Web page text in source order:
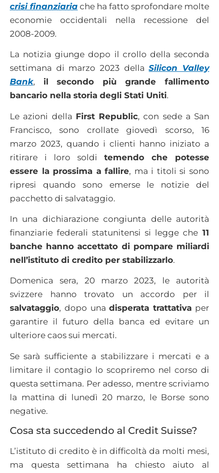
crisi finanziaria che ha fatto sprofondare molte
economie occidentali nella recessione del
2008-2009.
La notizia giunge dopo il crollo della seconda
settimana di marzo 2023 dellaSilicon Valley
Bank, il secondo più grande fallimento
bancario nella storia degli Stati Uniti.
Le azioni della First Republic, con sede a San
Francisco, sono crollate giovedì scorso, 16
marzo 2023, quando i clienti hanno iniziato a
ritirare i loro soldi temendo che potesse
essere la prossima a fallire, ma i titoli si sono
ripresi quando sono emerse le notizie del
pacchetto di salvataggio.
In una dichiarazione congiunta delle autorità
finanziarie federali statunitensi si legge che 11
banche hanno accettato di pompare miliardi
nell’istituto di credito per stabilizzarlo.
Domenica sera, 20 marzo 2023, le autorità
svizzere hanno trovato un accordo per il
salvataggio, dopo unadisperata trattativa per
garantire il futuro della banca ed evitare un
ulteriore caos sui mercati.
Se sarà sufficiente a stabilizzare i mercati e a
limitare il contagio lo scopriremo nel corso di
questa settimana. Per adesso, mentre scriviamo
la mattina di lunedì 20 marzo, le Borse sono
negative.
Cosa sta succedendo al Credit Suisse?
L’istituto di credito è in difficoltà da molti mesi,
ma questa settimana ha chiesto aiuto al